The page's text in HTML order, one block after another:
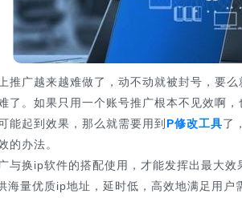
广越来越难做了，动不动就被封号，要么
了。如果只用一个账号推广根本不见效啊
能起到效果，那么就需要用到 P修改工具了
的办法。
换ip软件的搭配使用，才能发挥出最大效
海量优质ip地址，延时低，高效地满足用户